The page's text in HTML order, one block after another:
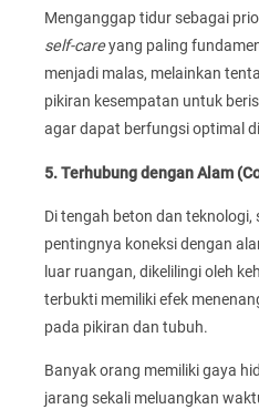
Menganggap tidur sebagai
self-careyang paling
menjadi malas, melainkan
pikiran kesempatan untuk
agar dapat berfungsi optimal
5. Terhubung dengan Alam
Di tengah beton dan
pentingnya koneksi dengan
luar ruangan, dikelilingi oleh
terbukti memiliki efek
pada pikiran dan tubuh.
Banyak orang memiliki gaya
jarang sekali meluangkan